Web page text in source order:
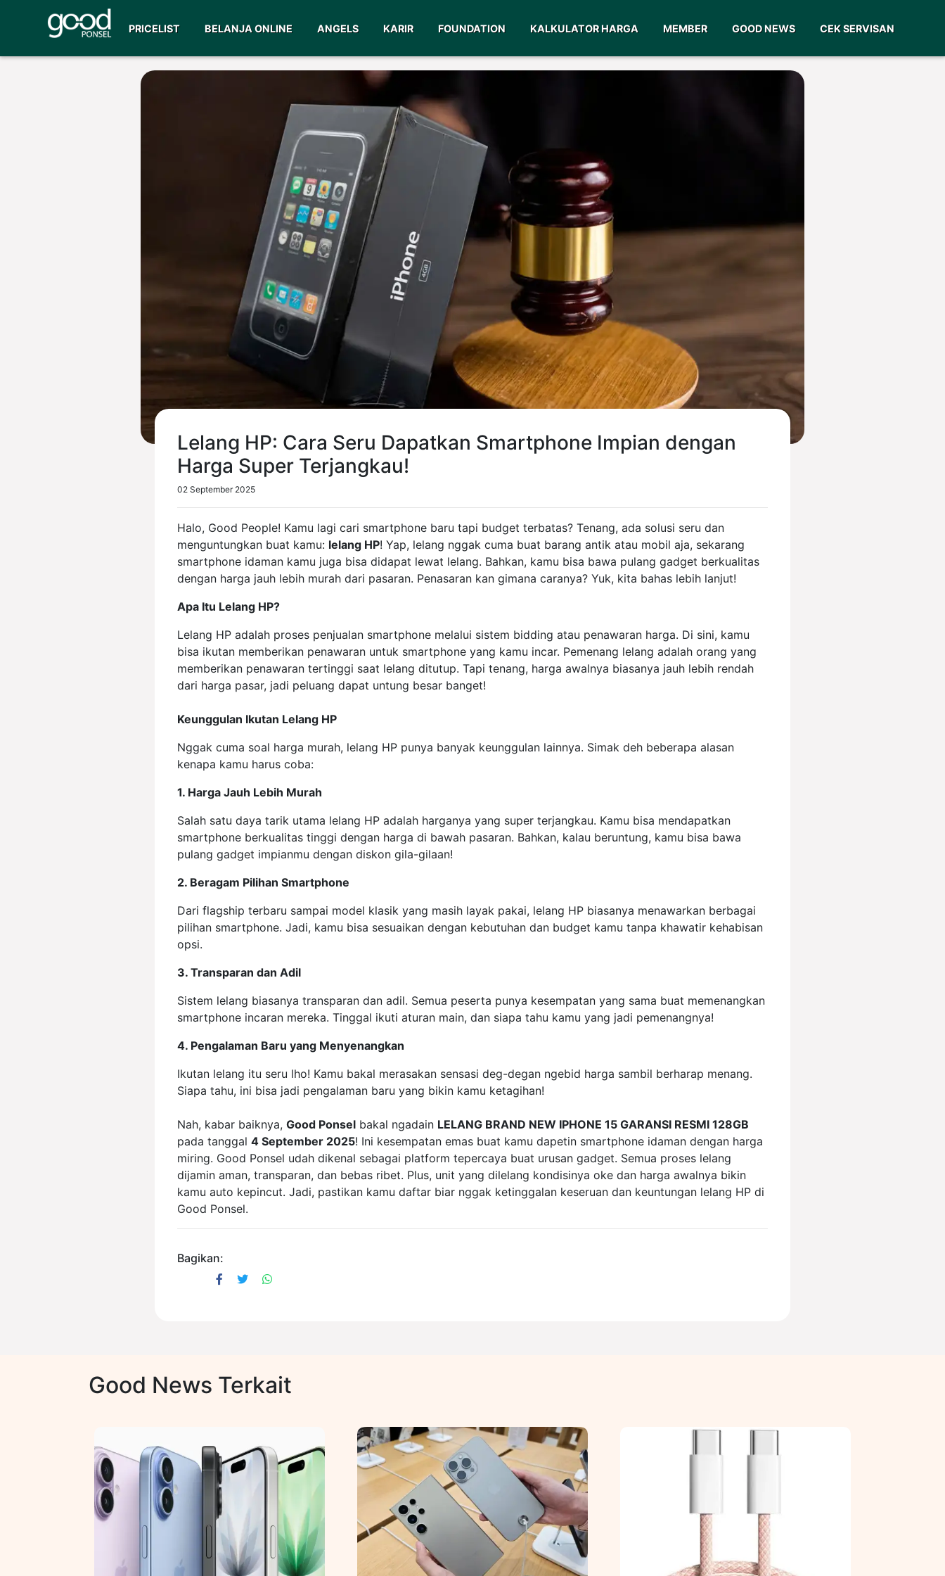
PRICELIST BELANJA ONLINE ANGELS KARIR FOUNDATION KALKULATOR HARGA MEMBER GOOD NEWS CEK SERVISAN
Lelang HP: Cara Seru Dapatkan Smartphone Impian dengan
Harga Super Terjangkau!
02 September 2025
Halo, Good People! Kamu lagi cari smartphone baru tapi budget terbatas? Tenang, ada solusi seru dan
menguntungkan buat kamu: lelang HP! Yap, lelang nggak cuma buat barang antik atau mobil aja, sekarang
smartphone idaman kamu juga bisa didapat lewat lelang. Bahkan, kamu bisa bawa pulang gadget berkualitas
dengan harga jauh lebih murah dari pasaran. Penasaran kan gimana caranya? Yuk, kita bahas lebih lanjut!
Apa Itu Lelang HP?
Lelang HP adalah proses penjualan smartphone melalui sistem bidding atau penawaran harga. Di sini, kamu
bisa ikutan memberikan penawaran untuk smartphone yang kamu incar. Pemenang lelang adalah orang yang
memberikan penawaran tertinggi saat lelang ditutup. Tapi tenang, harga awalnya biasanya jauh lebih rendah
dari harga pasar, jadi peluang dapat untung besar banget!
Keunggulan Ikutan Lelang HP
Nggak cuma soal harga murah, lelang HP punya banyak keunggulan lainnya. Simak deh beberapa alasan
kenapa kamu harus coba:
1. Harga Jauh Lebih Murah
Salah satu daya tarik utama lelang HP adalah harganya yang super terjangkau. Kamu bisa mendapatkan
smartphone berkualitas tinggi dengan harga di bawah pasaran. Bahkan, kalau beruntung, kamu bisa bawa
pulang gadget impianmu dengan diskon gila-gilaan!
2. Beragam Pilihan Smartphone
Dari flagship terbaru sampai model klasik yang masih layak pakai, lelang HP biasanya menawarkan berbagai
pilihan smartphone. Jadi, kamu bisa sesuaikan dengan kebutuhan dan budget kamu tanpa khawatir kehabisan
opsi.
3. Transparan dan Adil
Sistem lelang biasanya transparan dan adil. Semua peserta punya kesempatan yang sama buat memenangkan
smartphone incaran mereka. Tinggal ikuti aturan main, dan siapa tahu kamu yang jadi pemenangnya!
4. Pengalaman Baru yang Menyenangkan
Ikutan lelang itu seru lho! Kamu bakal merasakan sensasi deg-degan ngebid harga sambil berharap menang.
Siapa tahu, ini bisa jadi pengalaman baru yang bikin kamu ketagihan!
Nah, kabar baiknya, Good Ponsel bakal ngadain LELANG BRAND NEW IPHONE 15 GARANSI RESMI 128GB
pada tanggal 4 September 2025! Ini kesempatan emas buat kamu dapetin smartphone idaman dengan harga
miring. Good Ponsel udah dikenal sebagai platform tepercaya buat urusan gadget. Semua proses lelang
dijamin aman, transparan, dan bebas ribet. Plus, unit yang dilelang kondisinya oke dan harga awalnya bikin
kamu auto kepincut. Jadi, pastikan kamu daftar biar nggak ketinggalan keseruan dan keuntungan lelang HP di
Good Ponsel.
Bagikan:
Good News Terkait